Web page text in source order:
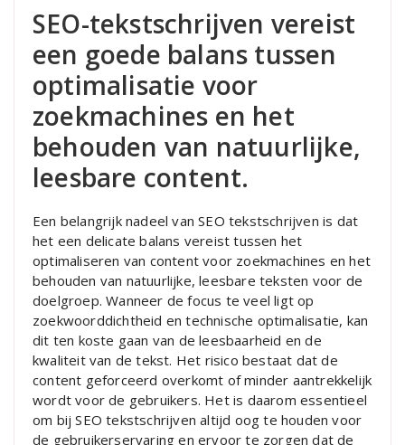
SEO-tekstschrijven vereist
een goede balans tussen
optimalisatie voor
zoekmachines en het
behouden van natuurlijke,
leesbare content.
Een belangrijk nadeel van SEO tekstschrijven is dat
het een delicate balans vereist tussen het
optimaliseren van content voor zoekmachines en het
behouden van natuurlijke, leesbare teksten voor de
doelgroep. Wanneer de focus te veel ligt op
zoekwoorddichtheid en technische optimalisatie, kan
dit ten koste gaan van de leesbaarheid en de
kwaliteit van de tekst. Het risico bestaat dat de
content geforceerd overkomt of minder aantrekkelijk
wordt voor de gebruikers. Het is daarom essentieel
om bij SEO tekstschrijven altijd oog te houden voor
de gebruikerservaring en ervoor te zorgen dat de